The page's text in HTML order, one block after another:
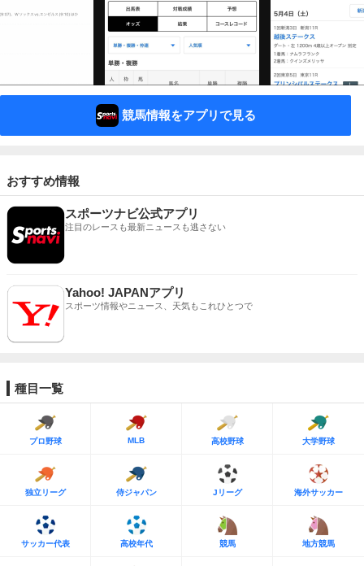
競馬情報をアプリで見る
おすすめ情報
スポーツナビ公式アプリ
注目のレースも最新ニュースも逃さない
Yahoo! JAPANアプリ
スポーツ情報やニュース、天気もこれひとつで
種目一覧
プロ野球 MLB 高校野球 大学野球
独立リーグ 侍ジャパン Jリーグ 海外サッカー
サッカー代表 高校年代 競馬 地方競馬